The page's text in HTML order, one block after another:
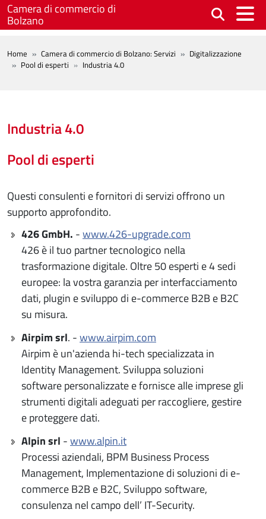
Salta al contenuto principale
Camera di commercio di
Bolzano
BREADCRUMB
Home Camera di commercio di Bolzano: Servizi
Digitalizzazione
Pool di esperti
Industria 4.0
Industria 4.0
Pool di esperti
Questi consulenti e fornitori di servizi offrono un
supporto approfondito.
426 GmbH. -www.426-upgrade.com
426 è il tuo partner tecnologico nella
trasformazione digitale. Oltre 50 esperti e 4 sedi
europee: la vostra garanzia per interfacciamento
dati, plugin e sviluppo di e-commerce B2B e B2C
su misura.
Airpim srl. -www.airpim.com
Airpim è un'azienda hi-tech specializzata in
Identity Management. Sviluppa soluzioni
software personalizzate e fornisce alle imprese gli
strumenti digitali adeguati per raccogliere, gestire
e proteggere dati.
Alpin srl -www.alpin.it
Processi aziendali, BPM Business Process
Management, Implementazione di soluzioni di e-
commerce B2B e B2C, Sviluppo software,
consulenza nel campo dell’ IT-Security.